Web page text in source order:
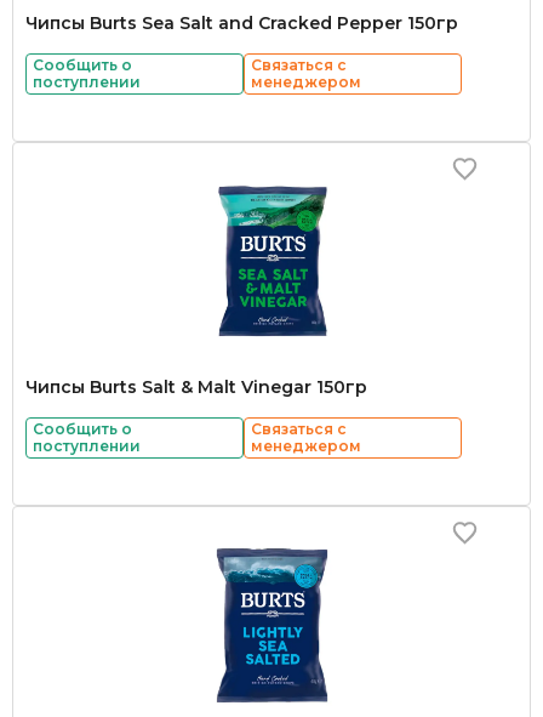
Чипсы Burts Sea Salt and Cracked Pepper 150гр
Сообщить о
поступлении
Связаться с
менеджером
Чипсы Burts Salt & Malt Vinegar 150гр
Сообщить о
поступлении
Связаться с
менеджером